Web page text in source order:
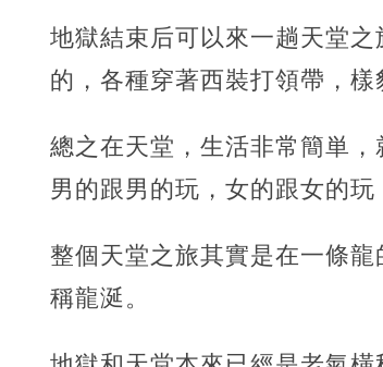
地獄結束后可以來一趟天堂
的，各種穿著西裝打領帶，
總之在天堂，生活非常簡単
男的跟男的玩，女的跟女的
整個天堂之旅其實是在一條
稱龍涎。